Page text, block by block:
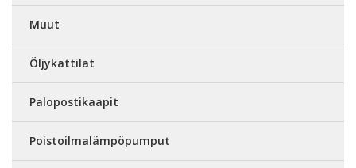
Muut
Öljykattilat
Palopostikaapit
Poistoilmalämpöpumput